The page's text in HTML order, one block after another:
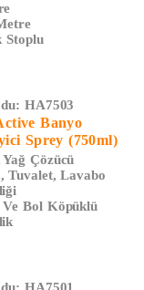
Stoplu
HA7503
Banyo
Sprey (750ml)
Çözücü
Tuvalet, Lavabo
Bol Köpüklü